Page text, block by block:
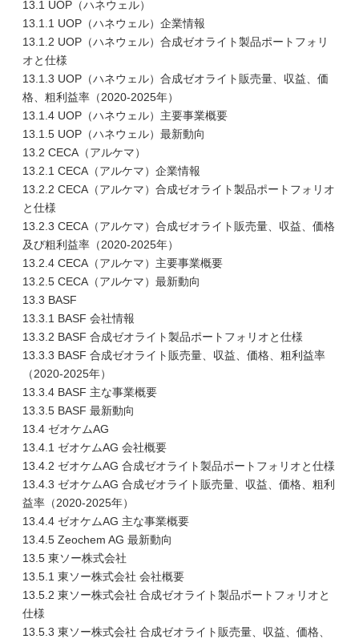
13.1 UOP（ハネウェル）
13.1.1 UOP（ハネウェル）企業情報
13.1.2 UOP（ハネウェル）合成ゼオライト製品ポートフォリ
オと仕様
13.1.3 UOP（ハネウェル）合成ゼオライト販売量、収益、価
格、粗利益率（2020-2025年）
13.1.4 UOP（ハネウェル）主要事業概要
13.1.5 UOP（ハネウェル）最新動向
13.2 CECA（アルケマ）
13.2.1 CECA（アルケマ）企業情報
13.2.2 CECA（アルケマ）合成ゼオライト製品ポートフォリオ
と仕様
13.2.3 CECA（アルケマ）合成ゼオライト販売量、収益、価格
及び粗利益率（2020-2025年）
13.2.4 CECA（アルケマ）主要事業概要
13.2.5 CECA（アルケマ）最新動向
13.3 BASF
13.3.1 BASF 会社情報
13.3.2 BASF 合成ゼオライト製品ポートフォリオと仕様
13.3.3 BASF 合成ゼオライト販売量、収益、価格、粗利益率
（2020-2025年）
13.3.4 BASF 主な事業概要
13.3.5 BASF 最新動向
13.4 ゼオケムAG
13.4.1 ゼオケムAG 会社概要
13.4.2 ゼオケムAG 合成ゼオライト製品ポートフォリオと仕様
13.4.3 ゼオケムAG 合成ゼオライト販売量、収益、価格、粗利
益率（2020-2025年）
13.4.4 ゼオケムAG 主な事業概要
13.4.5 Zeochem AG 最新動向
13.5 東ソー株式会社
13.5.1 東ソー株式会社 会社概要
13.5.2 東ソー株式会社 合成ゼオライト製品ポートフォリオと
仕様
13.5.3 東ソー株式会社 合成ゼオライト販売量、収益、価格、